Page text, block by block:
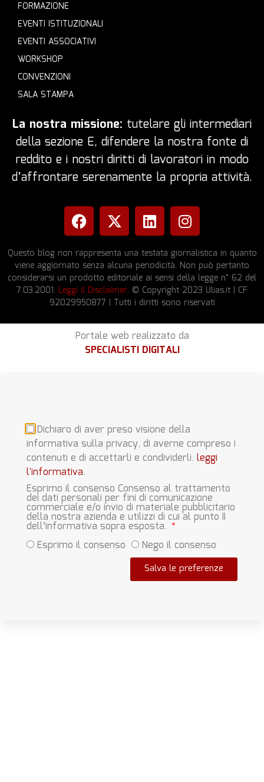
FORMAZIONE
EVENTI ISTITUZIONALI
EVENTI ASSOCIATIVI
WORKSHOP
CONVENZIONI
SALA STAMPA
La nostra missione: tutelare gli intermediari
della sezione E, difendere la nostra fonte di
reddito e i nostri diritti di lavoratori in modo
d’affrontare serenamente la propria attività.
Questo blog non rappresenta una testata giornalistica in quanto
viene aggiornato senza alcuna periodicità. Non può pertanto
considerarsi un prodotto editoriale ai sensi della legge n° 62 del
7.03.2001. Leggi il Disclaimer. © Copyright 2023 Ulias.it | CF
92029950877 | Tutti i diritti sono riservati
Portale web realizzato da
SPECIALISTI DIGITALI
Dichiaro di aver preso visione della
informativa sulla privacy, di averne compreso i
contenuti e di accettarli e condividerli. leggi
l'informativa.
Esprimo il consenso Consenso al trattamento
dei dati personali per fini di comunicazione
commerciale e/o invio di materiale pubblicitario
della nostra azienda e utilizzi di cui al punto II
dell’informativa sopra esposta.
Esprimo il consenso
Nego il consenso
Salva le preferenze